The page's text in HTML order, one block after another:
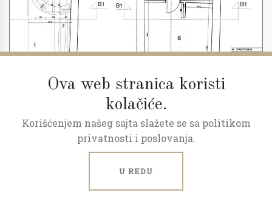
Ova web stranica koristi
kolačiće.
Korišćenjem našeg sajta slažete se sa politikom
privatnosti i poslovanja.
U REDU
2.0 65 m2 PR/6
Strahinjića Bana, mereno 90m2